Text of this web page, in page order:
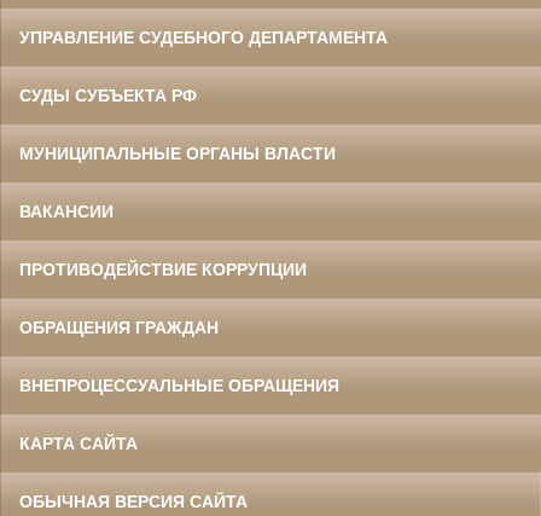
УПРАВЛЕНИЕ СУДЕБНОГО ДЕПАРТАМЕНТА
СУДЫ СУБЪЕКТА РФ
МУНИЦИПАЛЬНЫЕ ОРГАНЫ ВЛАСТИ
ВАКАНСИИ
ПРОТИВОДЕЙСТВИЕ КОРРУПЦИИ
ОБРАЩЕНИЯ ГРАЖДАН
ВНЕПРОЦЕССУАЛЬНЫЕ ОБРАЩЕНИЯ
КАРТА САЙТА
ОБЫЧНАЯ ВЕРСИЯ САЙТА